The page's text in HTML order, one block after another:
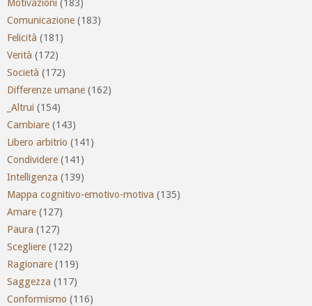
Motivazioni (183)
Comunicazione (183)
Felicità (181)
Verità (172)
Società (172)
Differenze umane (162)
_Altrui (154)
Cambiare (143)
Libero arbitrio (141)
Condividere (141)
Intelligenza (139)
Mappa cognitivo-emotivo-motiva (135)
Amare (127)
Paura (127)
Scegliere (122)
Ragionare (119)
Saggezza (117)
Conformismo (116)